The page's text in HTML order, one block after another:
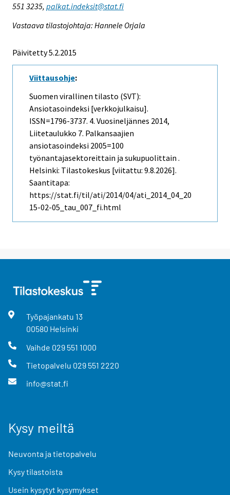
551 3235, palkat.indeksit@stat.fi
Vastaava tilastojohtaja: Hannele Orjala
Päivitetty 5.2.2015
Viittausohje:
Suomen virallinen tilasto (SVT):
Ansiotasoindeksi [verkkojulkaisu].
ISSN=1796-3737. 4. Vuosineljännes 2014,
Liitetaulukko 7. Palkansaajien
ansiotasoindeksi 2005=100
työnantajasektoreittain ja sukupuolittain .
Helsinki: Tilastokeskus [viitattu: 9.8.2026].
Saantitapa:
https://stat.fi/til/ati/2014/04/ati_2014_04_20
15-02-05_tau_007_fi.html
Työpajankatu 13
00580 Helsinki
Vaihde 029 551 1000
Tietopalvelu 029 551 2220
info@stat.fi
Kysy meiltä
Neuvonta ja tietopalvelu
Kysy tilastoista
Usein kysytyt kysymykset